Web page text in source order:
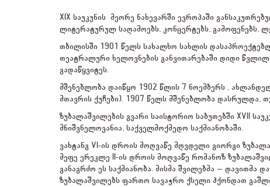
XIX საუკუნის მეორე ნახევარში ევროპაში
ლიტერატურულ საღამოებს, კონცერტებს, გამოფენებს,
თბილისში 1901 წელს სახალხო სახლის
თეატრალური ხელოვნების განვითარებაში დიდი
გადაწყვიტეს.
მშენებლობა დაიწყო 1902 წლის 7 ნოემბერს ,
მთავრის ქუჩები). 1907 წელს მშენებლობა დასრულდა,
ზუბალაშვილების გვარი საისტორიო საბუთებში XVII
მნიშვნელოვანია, საქველმოქმედო საქმიანობაში.
ვახტანგ VI-ის დროის მოღვაწე მღვდელი გიორგი
მეფე ერეკლე II-ის დროის მოღვაწე რომანოზ
განაგრძო ეს საქმიანობა. მისმა შვილებმა – დავითმა
ზუბალაშვილებს ფართო სავაჭრო ქსელი ჰქონდათ